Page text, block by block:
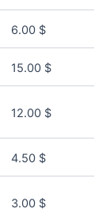
6.00 $
15.00 $
12.00 $
4.50 $
3.00 $